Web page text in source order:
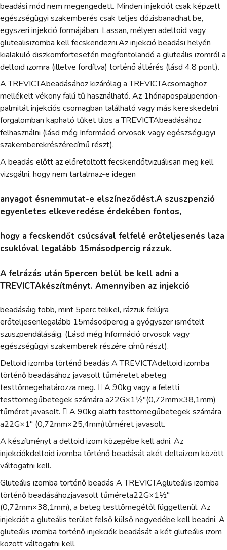
beadási mód nem megengedett. Minden injekciót csak képzett
egészségügyi szakemberés csak teljes dózisbanadhat be,
egyszeri injekció formájában. Lassan, mélyen adeltoid vagy
glutealisizomba kell fecskendezni.Az injekció beadási helyén
kialakuló diszkomfortesetén megfontolandó a gluteális izomról a
deltoid izomra (illetve fordítva) történő áttérés (lásd 4.8 pont).
A TREVICTAbeadásához kizárólag a TREVICTAcsomaghoz
mellékelt vékony falú tű használható. Az 1hónapospaliperidon-
palmitát injekciós csomagban található vagy más kereskedelni
forgalomban kapható tűket tilos a TREVICTAbeadásához
felhasználni (lásd még Információ orvosok vagy egészségügyi
szakemberekrészérecímű részt).
A beadás előtt az előretöltött fecskendőtvizuálisan meg kell
vizsgálni, hogy nem tartalmaz-e idegen
anyagot ésnemmutat-e elszíneződést.A szuszpenzió
egyenletes elkeveredése érdekében fontos,
hogy a fecskendőt csúcsával felfelé erőteljesenés laza
csuklóval legalább 15másodpercig rázzuk.
A felrázás után 5percen belül be kell adni a
TREVICTAkészítményt. Amennyiben az injekció
beadásáig több, mint 5perc telikel, rázzuk felújra
erőteljesenlegalább 15másodpercig a gyógyszer ismételt
szuszpendálásáig. (Lásd még Információ orvosok vagy
egészségügyi szakemberek részére című részt).
Deltoid izomba történő beadás A TREVICTAdeltoid izomba
történő beadásához javasolt tűméretet abeteg
testtömegehatározza meg.  A 90kg vagy a feletti
testtömegűbetegek számára a22G×1½"(0,72mm×38,1mm)
tűméret javasolt.  A 90kg alatti testtömegűbetegek számára
a22G×1" (0,72mm×25,4mm)tűméret javasolt.
A készítményt a deltoid izom közepébe kell adni. Az
injekciókdeltoid izomba történő beadását akét deltaizom között
váltogatni kell.
Gluteális izomba történő beadás A TREVICTAgluteális izomba
történő beadásáhozjavasolt tűméreta22G×1½"
(0,72mm×38,1mm), a beteg testtömegétől függetlenül. Az
injekciót a gluteális terület felső külső negyedébe kell beadni. A
gluteális izomba történő injekciók beadását a két gluteális izom
között váltogatni kell.